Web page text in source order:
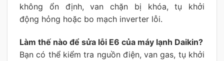
không ổn định, van chặn bị khóa, tụ khởi
động hỏng hoặc bo mạch inverter lỗi.
Làm thế nào để sửa lỗi E6 của máy lạnh Daikin?
Bạn có thể kiểm tra nguồn điện, van gas, tụ khởi